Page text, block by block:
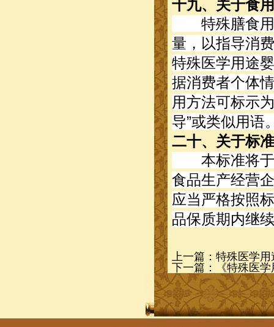
十九、关于食
特殊膳食用
量，以指导消
特殊医学用途
据消费者个体
用方法可标示
导”或类似用语
二十、关于标
本标准将于
食品生产经营
应当严格按照
品保质期内继
上一篇： 特殊医学
下一篇：
《特殊医